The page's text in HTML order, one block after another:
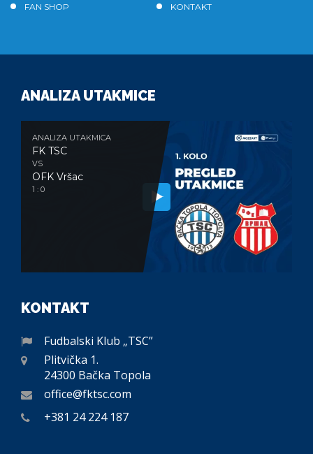
FAN SHOP
KONTAKT
ANALIZA UTAKMICE
ANALIZA UTAKMICA
FK TSC
VS
OFK Vršac
1 : 0
KONTAKT
Fudbalski Klub „TSC”
Plitvička 1.
24300 Bačka Topola
office@fktsc.com
+381 24 224 187